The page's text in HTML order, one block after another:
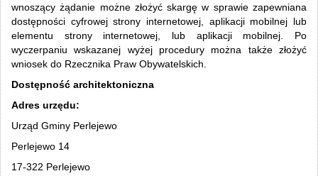
wnoszący żądanie możne złożyć skargę w sprawie zapewniana
dostępności cyfrowej strony internetowej, aplikacji mobilnej lub
elementu strony internetowej, lub aplikacji mobilnej. Po
wyczerpaniu wskazanej wyżej procedury można także złożyć
wniosek do Rzecznika Praw Obywatelskich.
Dostępność architektoniczna
Adres urzędu:
Urząd Gminy Perlejewo
Perlejewo 14
17-322 Perlejewo